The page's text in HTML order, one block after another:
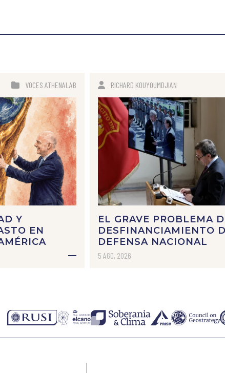
VOCES ATHENALAB
Y
EN
RICHARD KOUYOUMDJIAN
EL GRAVE PROBLEMA
DESFINANCIAMIENTO
DEFENSA NACIONAL
5 AGO, 2026